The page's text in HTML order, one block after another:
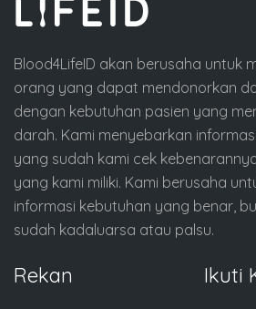
Blood4LifeID akan berusaha untuk
orang yang dapat mendonorkan
dengan kebutuhan pasien yang
darah. Kami menyebarkan
yang sudah kami cek
yang kami miliki. Kami berusaha
informasi kebutuhan yang benar,
sudah kadaluarsa atau palsu.
Rekan Ikuti